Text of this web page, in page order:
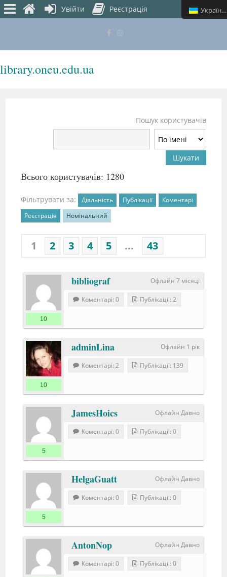
library.oneu.edu.ua
Пошук користувачів
Всього користувачів: 1280
Фільтрувати за: Діяльність Публікації
Коментарі
Реєстрація
Номінальний
1 2 3 4 5 ... 43
Офлайн 7 місяці
bibliograf
10
Коментарі: 0 Публікації: 2
Офлайн 1 рік
adminLina
10
Коментарі: 2 Публікації: 139
Офлайн Давно
JamesHoics
5
Коментарі: 0 Публікації: 0
Офлайн Давно
HelgaGuatt
5
Коментарі: 0 Публікації: 0
Офлайн Давно
AntonNop
Коментарі: 0 Публікації: 0
Увійти Реєстрація Українська